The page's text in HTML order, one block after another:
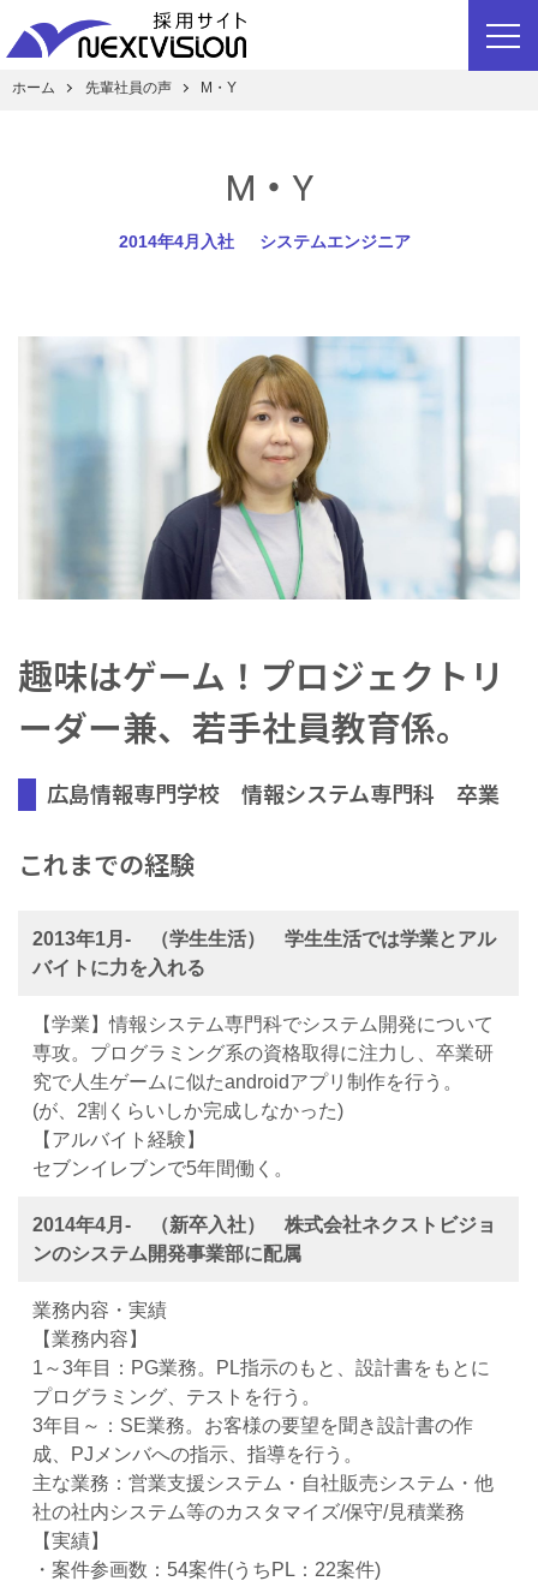
ホーム 先輩社員の声 M・Y
M・Y
2014年4月入社 システムエンジニア
趣味はゲーム！プロジェクトリ
ーダー兼、若手社員教育係。
広島情報専門学校 情報システム専門科 卒業
これまでの経験
2013年1月- （学生生活） 学生生活では学業とアル
バイトに力を入れる
【学業】情報システム専門科でシステム開発について
専攻。プログラミング系の資格取得に注力し、卒業研
究で人生ゲームに似たandroidアプリ制作を行う。
(が、2割くらいしか完成しなかった)
【アルバイト経験】
セブンイレブンで5年間働く。
2014年4月- （新卒入社） 株式会社ネクストビジョ
ンのシステム開発事業部に配属
業務内容・実績
【業務内容】
1～3年目：PG業務。PL指示のもと、設計書をもとに
プログラミング、テストを行う。
3年目～：SE業務。お客様の要望を聞き設計書の作
成、PJメンバへの指示、指導を行う。
主な業務：営業支援システム・自社販売システム・他
社の社内システム等のカスタマイズ/保守/見積業務
【実績】
・案件参画数：54案件(うちPL：22案件)